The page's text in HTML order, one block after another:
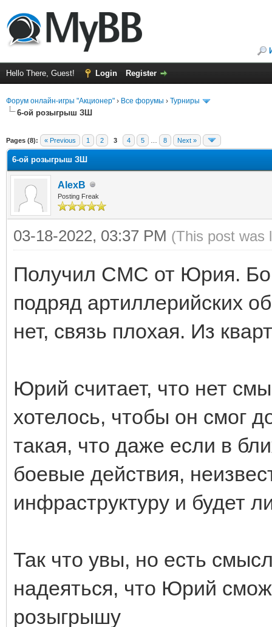
Hello There, Guest! Login Register
Форум онлайн-игры "Акционер" › Все форумы › Турниры
6-ой розыгрыш ЗШ
Pages (8): « Previous 1 2 3 4 5 8 Next »
6-ой розыгрыш ЗШ
AlexB
Posting Freak
03-18-2022, 03:37 PM (This post was
Получил СМС от Юрия.
подряд артиллерийских
нет, связь плохая. Из
Юрий считает, что нет
хотелось, чтобы он смог
такая, что даже если в
боевые действия,
инфраструктуру и будет
Так что увы, но есть
надеяться, что Юрий
розыгрышу